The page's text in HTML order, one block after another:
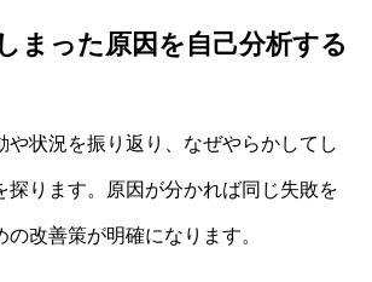
まった原因を自己分析する
や状況を振り返り、なぜやらかしてし
探ります。原因が分かれば同じ失敗を
改善策が明確になります。